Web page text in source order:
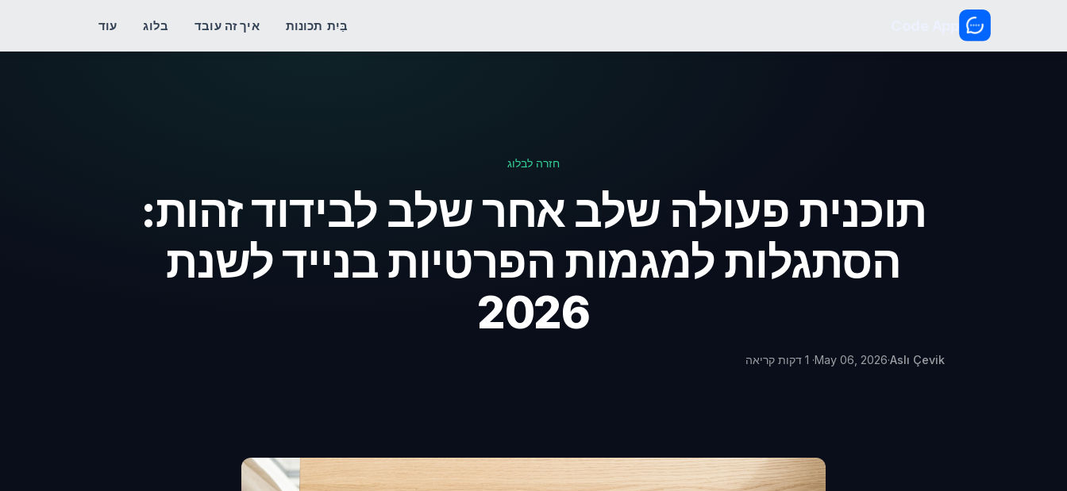
בַּיִת תכונות איך זה עובד בלוג עוד
חזרה לבלוג
תוכנית פעולה שלב אחר שלב לבידוד זהות:
הסתגלות למגמות הפרטיות בנייד לשנת
2026
Aslı Çevik
·
May 06, 2026· 1 דקות קריאה